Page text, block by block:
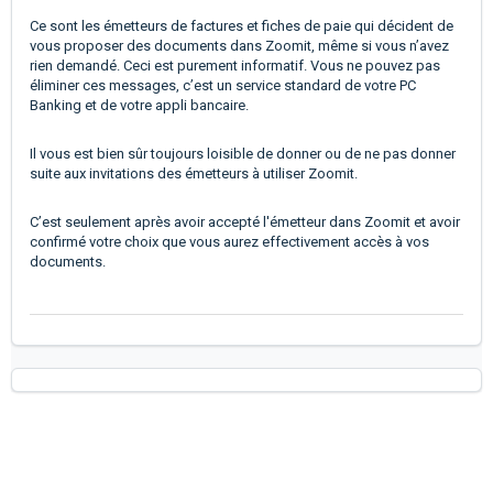
Ce sont les émetteurs de factures et fiches de paie qui décident de
vous proposer des documents dans Zoomit, même si vous n’avez
rien demandé. Ceci est purement informatif. Vous ne pouvez pas
éliminer ces messages, c’est un service standard de votre PC
Banking et de votre appli bancaire.
Il vous est bien sûr toujours loisible de donner ou de ne pas donner
suite aux invitations des émetteurs à utiliser Zoomit.
C’est seulement après avoir accepté l'émetteur dans Zoomit et avoir
confirmé votre choix que vous aurez effectivement accès à vos
documents.